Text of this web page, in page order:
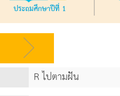
ประถมศึกษาปีที่ 1
R ไปตามฝัน